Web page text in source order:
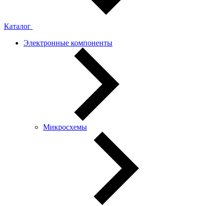
Каталог
Электронные компоненты
Микросхемы